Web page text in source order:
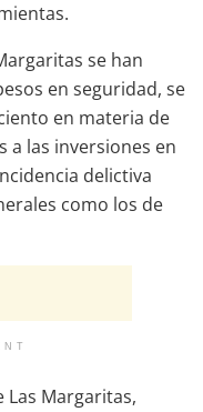
se han
en seguridad, se
en materia de
a las inversiones en
delictiva
como los de
Las Margaritas,